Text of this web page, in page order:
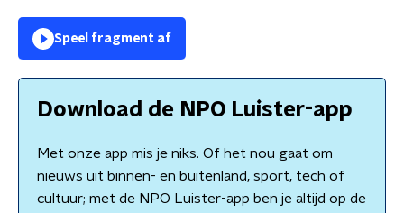
Speel fragment af
Download de NPO Luister-app
Met onze app mis je niks. Of het nou gaat om
nieuws uit binnen- en buitenland, sport, tech of
cultuur; met de NPO Luister-app ben je altijd op de